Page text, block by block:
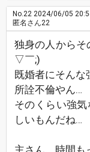
No.22 2024/06/05
匿名さん22
独身の人からそ
▽￣;)
既婚者にそん
所詮不倫やん…
そのくらい強
しいもんだね…
主さん、時間も